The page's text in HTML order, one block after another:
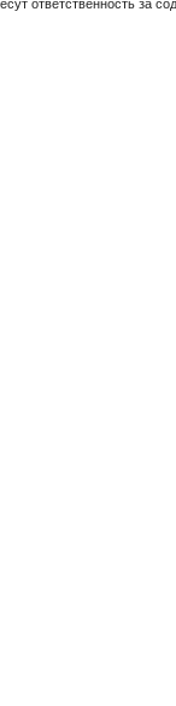
ответственность за